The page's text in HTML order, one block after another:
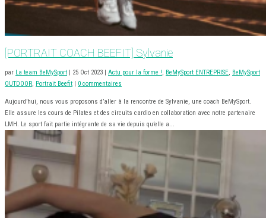
[PORTRAIT COACH BEEFIT] Sylvanie
par La team BeMySport | 25 Oct 2023 | Actu pour la forme !, BeMySport ENTREPRISE, BeMySport
OUTDOOR, Portrait Beefit | 0 commentaires
Aujourd’hui, nous vous proposons d’aller à la rencontre de Sylvanie, une coach BeMySport.
Elle assure les cours de Pilates et des circuits cardio en collaboration avec notre partenaire
LMH. Le sport fait partie intégrante de sa vie depuis qu’elle a...